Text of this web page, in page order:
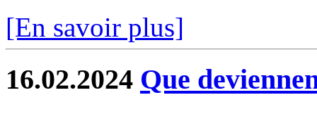
[En savoir plus]
16.02.2024 Que